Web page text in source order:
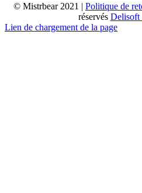
© Mistrbear 2021 | Politique de
réservés Delisoft
Lien de chargement de la page